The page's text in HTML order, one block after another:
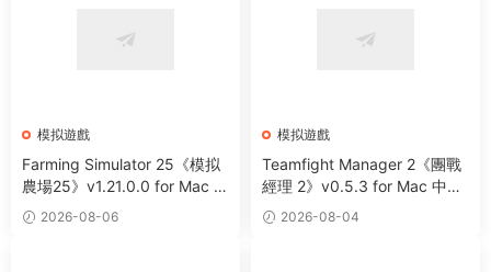
模拟遊戲
Farming Simulator 25《模拟
農場25》v1.21.0.0 for Mac 中
文破解版 大型農耕模拟遊戲
2026-08-06
模拟遊戲
Teamfight Manager 2《團戰
經理 2》v0.5.3 for Mac 中文
版 電競戰隊管理主題模拟遊戲
2026-08-04